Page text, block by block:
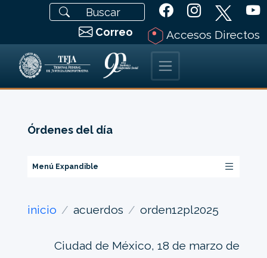
Correo Accesos Directos
Órdenes del día
Menú Expandible
inicio acuerdos orden12pl2025
Ciudad de México, 18 de marzo de